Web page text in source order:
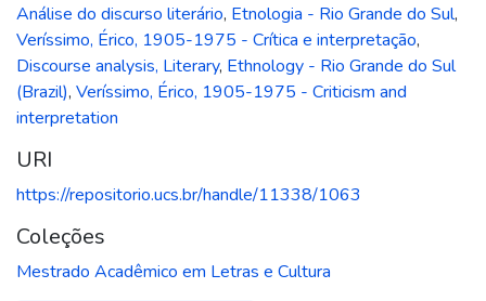
Análise do discurso literário, Etnologia - Rio Grande do Sul,
Veríssimo, Érico, 1905-1975 - Crítica e interpretação,
Discourse analysis, Literary, Ethnology - Rio Grande do Sul
(Brazil), Veríssimo, Érico, 1905-1975 - Criticism and
interpretation
URI
https://repositorio.ucs.br/handle/11338/1063
Coleções
Mestrado Acadêmico em Letras e Cultura